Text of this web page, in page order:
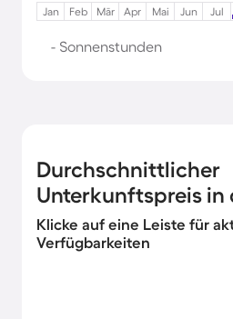
Jan Feb Mär Apr Mai Jun Jul
- Sonnenstunden
Durchschnittlicher
Unterkunftspreis in
Klicke auf eine Leiste für
Verfügbarkeiten